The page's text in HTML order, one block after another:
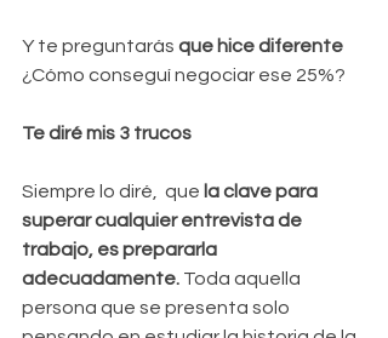
Y te preguntarás que hice diferente
¿Cómo conseguí negociar ese 25%?
Te diré mis 3 trucos
Siempre lo diré,  que la clave para
superar cualquier entrevista de
trabajo, es prepararla
adecuadamente. Toda aquella
persona que se presenta solo